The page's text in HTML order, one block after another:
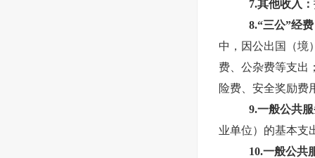
7.其他收入：
8.“三公”经费
中，因公出国（境
费、公杂费等支出
险费、安全奖励费
9.一般公共
业单位）的基本支
10.一般公共